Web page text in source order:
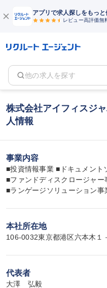
アプリで求人探しをもっと
レビュー高評価無
他の求人を探す
株式会社アイフィスジ
人情報
事業内容
■投資情報事業 ■ドキュメント
■ファンドディスクロージャ
■ランゲージソリューション事
本社所在地
106-0032東京都港区六本木１
代表者
大澤　弘毅